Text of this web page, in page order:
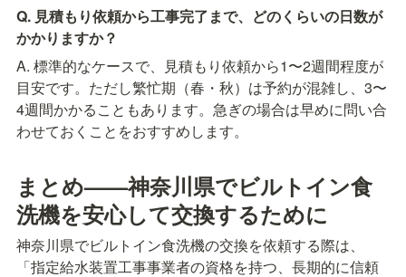
Q. 見積もり依頼から工事完了まで、どのくらいの日数が
かかりますか？
A. 標準的なケースで、見積もり依頼から1〜2週間程度が
目安です。ただし繁忙期（春・秋）は予約が混雑し、3〜
4週間かかることもあります。急ぎの場合は早めに問い合
わせておくことをおすすめします。
まとめ——神奈川県でビルトイン食
洗機を安心して交換するために
神奈川県でビルトイン食洗機の交換を依頼する際は、
「指定給水装置工事事業者の資格を持つ、長期的に信頼